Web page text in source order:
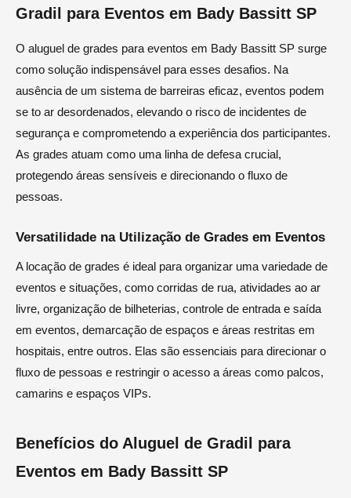
Gradil para Eventos em Bady Bassitt SP
O aluguel de grades para eventos em Bady Bassitt SP surge
como solução indispensável para esses desafios. Na
ausência de um sistema de barreiras eficaz, eventos podem
se to ar desordenados, elevando o risco de incidentes de
segurança e comprometendo a experiência dos participantes.
As grades atuam como uma linha de defesa crucial,
protegendo áreas sensíveis e direcionando o fluxo de
pessoas.
Versatilidade na Utilização de Grades em Eventos
A locação de grades é ideal para organizar uma variedade de
eventos e situações, como corridas de rua, atividades ao ar
livre, organização de bilheterias, controle de entrada e saída
em eventos, demarcação de espaços e áreas restritas em
hospitais, entre outros. Elas são essenciais para direcionar o
fluxo de pessoas e restringir o acesso a áreas como palcos,
camarins e espaços VIPs.
Benefícios do Aluguel de Gradil para
Eventos em Bady Bassitt SP